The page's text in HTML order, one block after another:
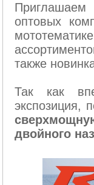
оптовых
также
Так как
экспозиция,
двойного